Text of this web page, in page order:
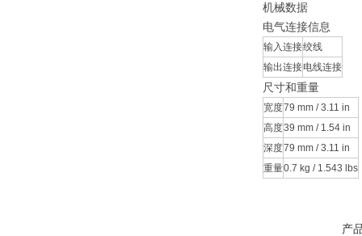
机械数据
电气连接信息
输入连接绞线
输出连接电线连接
尺寸和重量
宽度79 mm / 3.11 in
高度39 mm / 1.54 in
深度79 mm / 3.11 in
重量0.7 kg / 1.543 lbs
产